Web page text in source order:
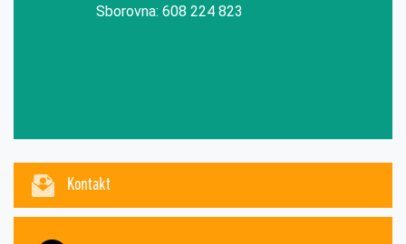
Sborovna: 608 224 823
Kontakt